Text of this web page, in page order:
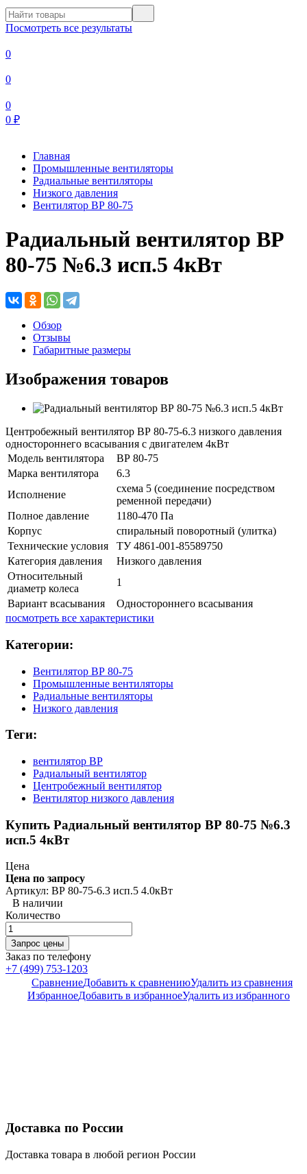
Посмотреть все результаты
0
0
0
0 ₽
Главная
Промышленные вентиляторы
Радиальные вентиляторы
Низкого давления
Вентилятор ВР 80-75
Радиальный вентилятор ВР
80-75 №6.3 исп.5 4кВт
Обзор
Отзывы
Габаритные размеры
Изображения товаров
Центробежный вентилятор ВР 80-75-6.3 низкого давления
одностороннего всасывания с двигателем 4кВт
Модель вентилятора
ВР 80-75
Марка вентилятора
6.3
Исполнение
схема 5 (соединение посредством
ременной передачи)
Полное давление
1180-470 Па
Корпус
спиральный поворотный (улитка)
Технические условия
ТУ 4861-001-85589750
Категория давления
Низкого давления
Относительный
диаметр колеса
1
Вариант всасывания
Одностороннего всасывания
посмотреть все характеристики
Категории:
Вентилятор ВР 80-75
Промышленные вентиляторы
Радиальные вентиляторы
Низкого давления
Теги:
вентилятор ВР
Радиальный вентилятор
Центробежный вентилятор
Вентилятор низкого давления
Купить Радиальный вентилятор ВР 80-75 №6.3
исп.5 4кВт
Цена
Цена по запросу
Артикул: ВР 80-75-6.3 исп.5 4.0кВт
В наличии
Количество
Заказ по телефону
+7 (499) 753-1203
СравнениеДобавить к сравнениюУдалить из сравнения
ИзбранноеДобавить в избранноеУдалить из избранного
Доставка по России
Доставка товара в любой регион России